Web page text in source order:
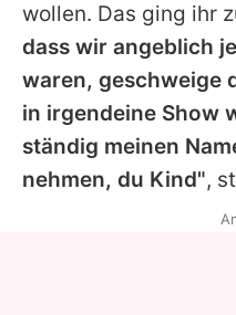
wollen. Das ging ihr
dass wir angeblich
waren, geschweige
in irgendeine Show
ständig meinen
nehmen, du Kind",